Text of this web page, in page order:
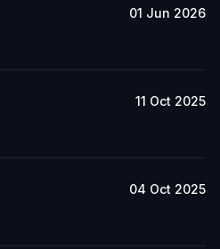
01 Jun 2026
11 Oct 2025
04 Oct 2025